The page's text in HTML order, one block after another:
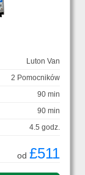
Luton Van
2 Pomocników
90 min
90 min
4.5 godz.
od £511